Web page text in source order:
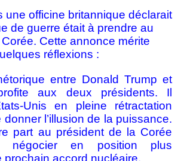
une officine britannique déclarait
de guerre était à prendre au
Cette annonce mérite
réflexions :
entre Donald Trump et
aux deux présidents. Il
Unis en pleine rétractation
l’illusion de la puissance.
part au président de la Corée
en position plus
prochain accord nucléaire.